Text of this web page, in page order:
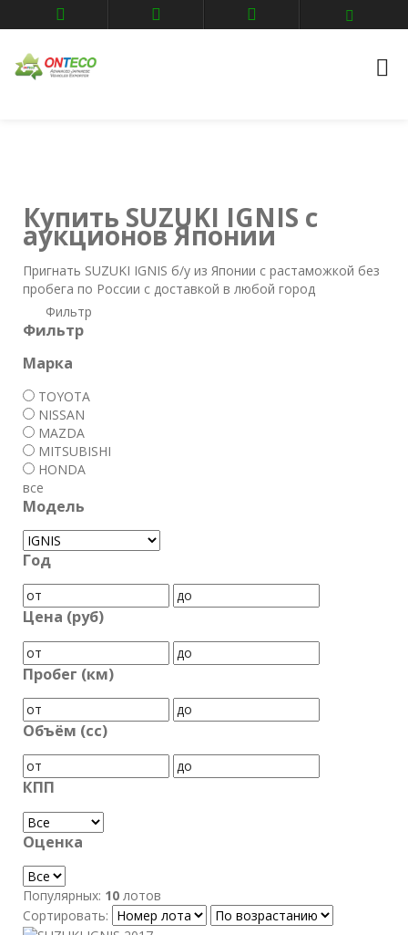
Главная
Авто аукционы
IGNIS
Купить SUZUKI IGNIS с
аукционов Японии
Пригнать SUZUKI IGNIS б/у из Японии с растаможкой без
пробега по России с доставкой в любой город
Фильтр
Фильтр
Марка
TOYOTA
NISSAN
MAZDA
MITSUBISHI
HONDA
все
Модель
Год
Цена (руб)
Пробег (км)
Объём (cc)
КПП
Оценка
Популярных: 10 лотов
Сортировать: